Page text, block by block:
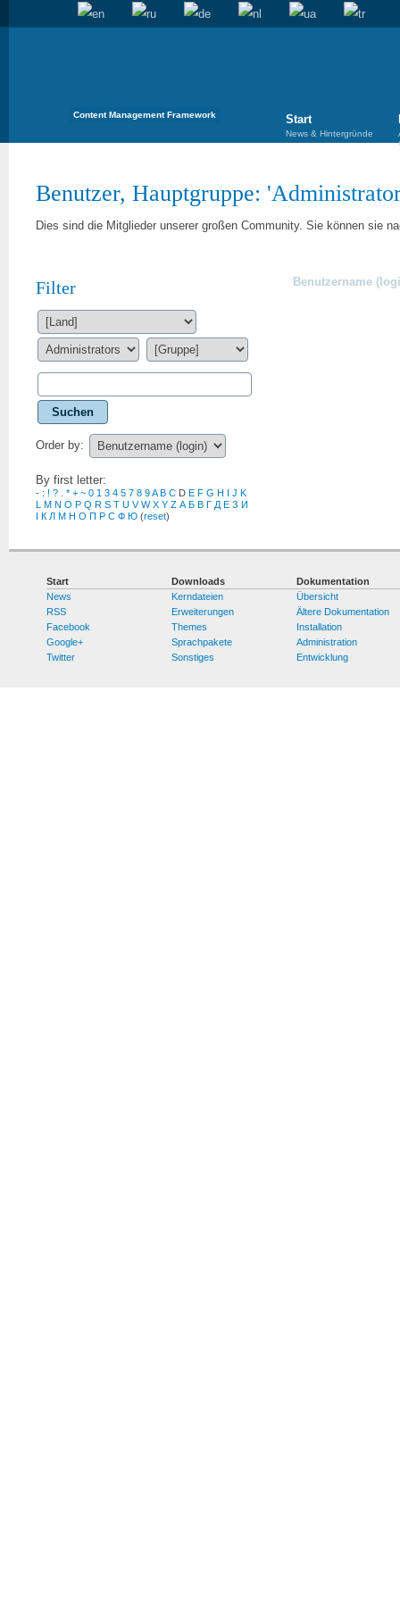
Content Management Framework Start
News & Hintergründe
Benutzer, Hauptgruppe: '
Dies sind die Mitglieder unserer großen Community. Sie können sie
Filter
Suchen
Order by:
By first letter:
- : ! ? * + ~ 0 1 3 4 5 7 8 9A B C D E F G H J K
M N O P Q R S T U V W X Y Z А Б В Г Д Е З И
К Л М Н О П Р С Ф Ю (reset)
Benutzername
Start
News
RSS
Facebook
Google+
Twitter
Downloads
Kerndateien
Erweiterungen
Themes
Sprachpakete
Sonstiges
Dokumentation
Übersicht
Ältere Dokumentation
Installation
Administration
Entwicklung